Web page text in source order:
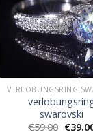
swarovski
€59.00 €